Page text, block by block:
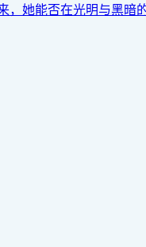
，她能否在光明与黑暗